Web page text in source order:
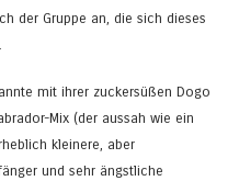
der Gruppe an, die sich dieses
mit ihrer zuckersüßen Dogo
Mix (der aussah wie ein
kleinere, aber
und sehr ängstliche